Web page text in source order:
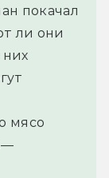
покачал
ли они
них
мясо